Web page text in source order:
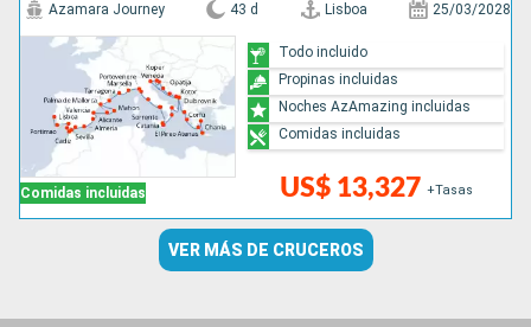
Comidas incluidas
Azamara Journey 43 d Lisboa 25/03/2028
US$ 13,327 +Tasas
Todo incluido
Propinas incluidas
Noches AzAmazing incluidas
Comidas incluidas
VER MÁS DE CRUCEROS